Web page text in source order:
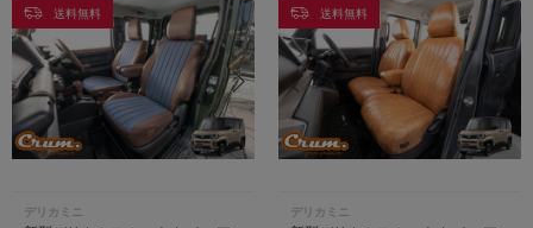
送料無料
デリカミニ
送料無料
デリカミニ